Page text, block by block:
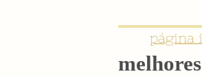
página